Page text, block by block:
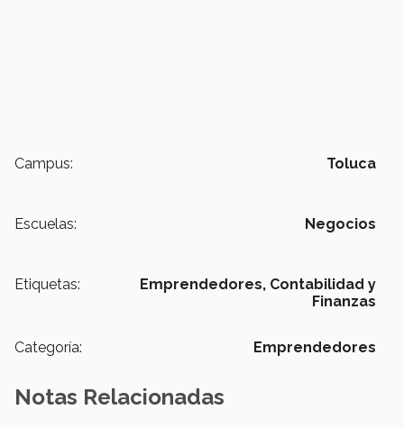
Campus: Toluca
Escuelas: Negocios
Etiquetas: Emprendedores, Contabilidad y
Finanzas
Categoría: Emprendedores
Notas Relacionadas